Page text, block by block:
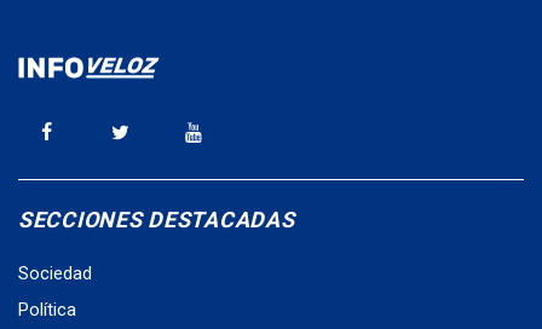
SECCIONES DESTACADAS
Sociedad
Política